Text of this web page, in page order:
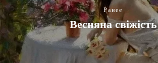
Ранее
Весняна свіжість